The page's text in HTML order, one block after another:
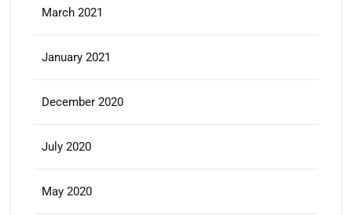
March 2021
January 2021
December 2020
July 2020
May 2020